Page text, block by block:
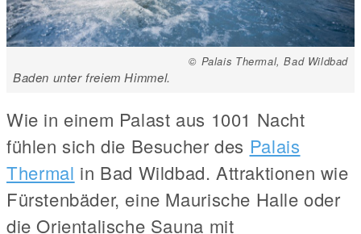
© Palais Thermal, Bad Wildbad
Baden unter freiem Himmel.
Wie in einem Palast aus 1001 Nacht
fühlen sich die Besucher des Palais
Thermal in Bad Wildbad. Attraktionen wie
Fürstenbäder, eine Maurische Halle oder
die Orientalische Sauna mit